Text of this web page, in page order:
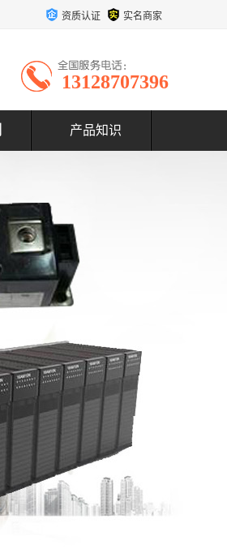
资质认证 实名商家
13128707396
产品知识